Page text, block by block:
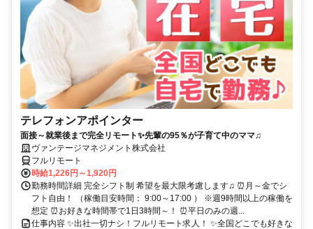
テレフォンアポインター
面接～就業後まで完全リモート✨先輩の95％が子育て中のママ♫
ヴァンテージマネジメント株式会社
フルリモート
時給1,226円～1,920円
勤務時間詳細 完全シフト制 希望を最大限考慮します♫ ⏰月～金でシ
フト自由！ （稼働目安時間： 9:00～17:00 ） ※週9時間以上の稼働を
想定 ⏰お好きな時間帯で1日3時間～！ ⏰平日のみの週...
仕事内容 ✨出社一切ナシ！フルリモート求人！ ✨全国どこでも好きな